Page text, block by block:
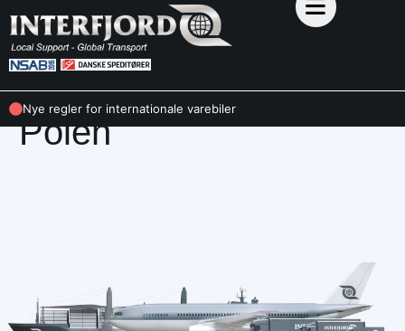
Nye regler for internationale varebiler
KONTAKT
Polen